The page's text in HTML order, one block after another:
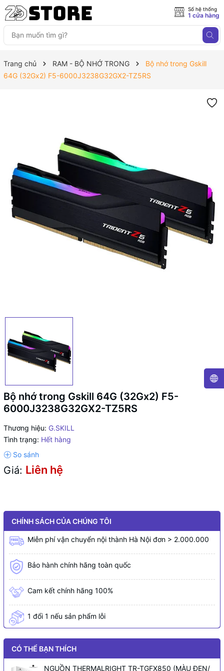
Số hệ thống
1 cửa hàng
Trang chủ RAM - BỘ NHỚ TRONG
Bộ nhớ trong Gskill
64G (32Gx2) F5-6000J3238G32GX2-TZ5RS
Bộ nhớ trong Gskill 64G (32Gx2) F5-
6000J3238G32GX2-TZ5RS
Thương hiệu: G.SKILL
Tình trạng: Hết hàng
Giá: Liên hệ
CHÍNH SÁCH CỦA CHÚNG TÔI
Miễn phí vận chuyển nội thành Hà Nội đơn > 2.000.000
Bảo hành chính hãng toàn quốc
Cam kết chính hãng 100%
1 đổi 1 nếu sản phẩm lỗi
CÓ THỂ BẠN THÍCH
NGUỒN THERMALRIGHT TR-TGFX850 (MÀU ĐEN/